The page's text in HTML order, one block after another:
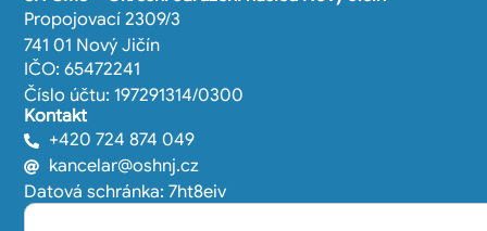
Propojovací 2309/3
741 01 Nový Jičín
IČO: 65472241
Číslo účtu: 197291314/0300
Kontakt
+420 724 874 049
kancelar@oshnj.cz
Datová schránka: 7ht8eiv